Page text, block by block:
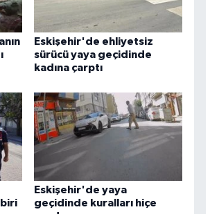
Eskişehir'de ehliyetsiz
sürücü yaya geçidinde
kadına çarptı
Eskişehir'de yaya
geçidinde kuralları hiçe